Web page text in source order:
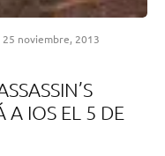
25 noviembre, 2013
A IOS EL 5 DE